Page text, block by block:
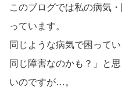
このブログでは私の病気
っています。
同じような病気で困って
同じ障害なのかも？」と
いのですが…。